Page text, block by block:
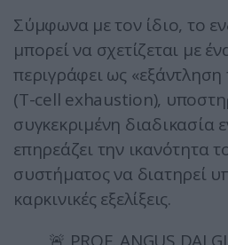
Σύμφωνα με τον ίδιο, το
μπορεί να σχετίζεται με
περιγράφει ως
(T-cell exhaustion),
συγκεκριμένη διαδικασία
επηρεάζει την ικανότητα
συστήματος να διατηρεί
καρκινικές εξελίξεις.